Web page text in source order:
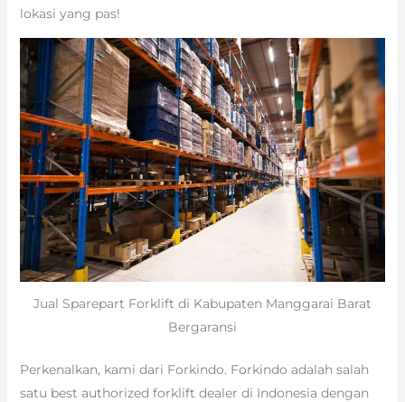
lokasi yang pas!
Jual Sparepart Forklift di Kabupaten Manggarai Barat
Bergaransi
Perkenalkan, kami dari Forkindo. Forkindo adalah salah
satu best authorized forklift dealer di Indonesia dengan